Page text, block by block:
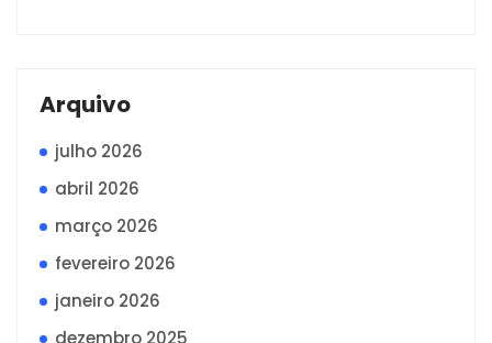
Arquivo
julho 2026
abril 2026
março 2026
fevereiro 2026
janeiro 2026
dezembro 2025